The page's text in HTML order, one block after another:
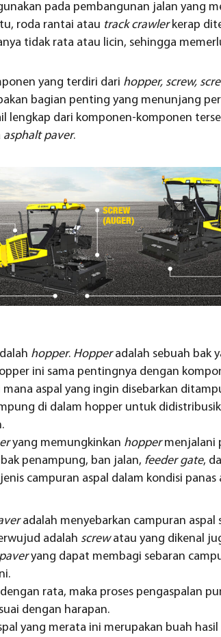
pada pembangunan jalan yang
roda rantai atau track crawlerkerap
tidak rata atau licin, sehingga
yang terdiri dari hopper, screw,
bagian penting yang menunjang
lengkap dari komponen-komponen
asphalt paver.
hopper. Hopperadalah sebuah bak
ini sama pentingnya dengan
aspal yang ingin disebarkan
di dalam hopper untuk
yang memungkinkan hoppermenjalani
penampung, ban jalan, feeder gate,
campuran aspal dalam kondisi
adalah menyebarkan campuran aspal
adalah screwatau yang dikenal
yang dapat membagi sebaran
rata, maka proses pengaspalan
dengan harapan.
yang merata ini merupakan buah hasil